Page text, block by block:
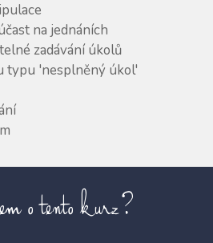
na jednáních
zadávání úkolů
typu 'nesplněný úkol'
o tento kurz?